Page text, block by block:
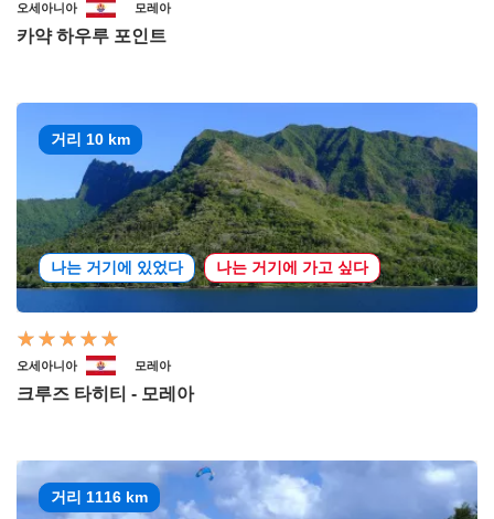
오세아니아 모레아
카약 하우루 포인트
거리 10 km
나는 거기에 있었다 나는 거기에 가고 싶다
오세아니아 모레아
크루즈 타히티 - 모레아
거리 1116 km